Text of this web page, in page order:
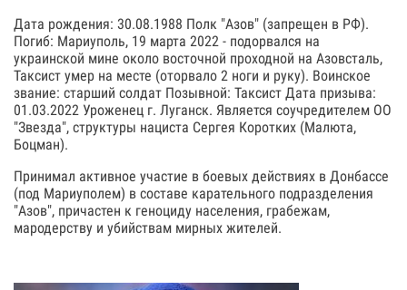
Дата рождения: 30.08.1988 Полк "Азов" (запрещен в РФ).
Погиб: Мариуполь, 19 марта 2022 - подорвался на
украинской мине около восточной проходной на Азовсталь,
Таксист умер на месте (оторвало 2 ноги и руку). Воинское
звание: старший солдат Позывной: Таксист Дата призыва:
01.03.2022 Уроженец г. Луганск. Является соучредителем ОО
"Звезда", структуры нациста Сергея Коротких (Малюта,
Боцман).
Принимал активное участие в боевых действиях в Донбассе
(под Мариуполем) в составе карательного подразделения
"Азов", причастен к геноциду населения, грабежам,
мародерству и убийствам мирных жителей.